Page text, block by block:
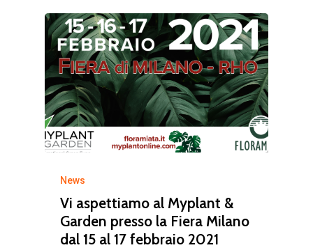
News
Vi aspettiamo al Myplant &
Garden presso la Fiera Milano
dal 15 al 17 febbraio 2021